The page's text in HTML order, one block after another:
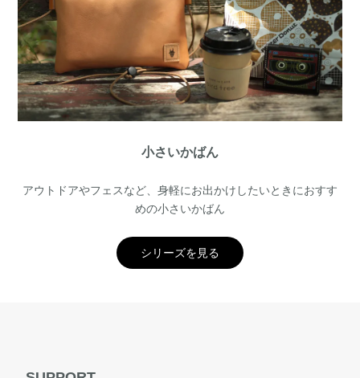
小さいかばん
アウトドアやフェスなど、身軽にお出かけしたいときにおすす
めの小さいかばん
シリーズを見る